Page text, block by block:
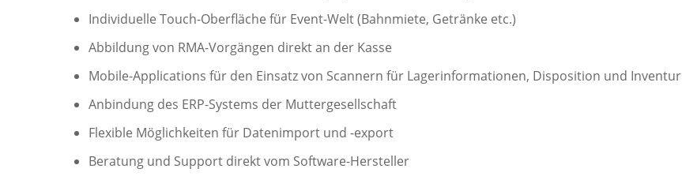
Individuelle Touch-Oberfläche für Event-Welt (Bahnmiete, Getränke etc.)
Abbildung von RMA-Vorgängen direkt an der Kasse
Mobile-Applications für den Einsatz von Scannern für Lagerinformationen, Disposition und Inventur
Anbindung des ERP-Systems der Muttergesellschaft
Flexible Möglichkeiten für Datenimport und -export
Beratung und Support direkt vom Software-Hersteller